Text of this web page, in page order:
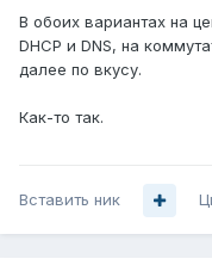
В обоих вариантах на
DHCP и DNS, на
далее по вкусу.
Как-то так.
Вставить ник